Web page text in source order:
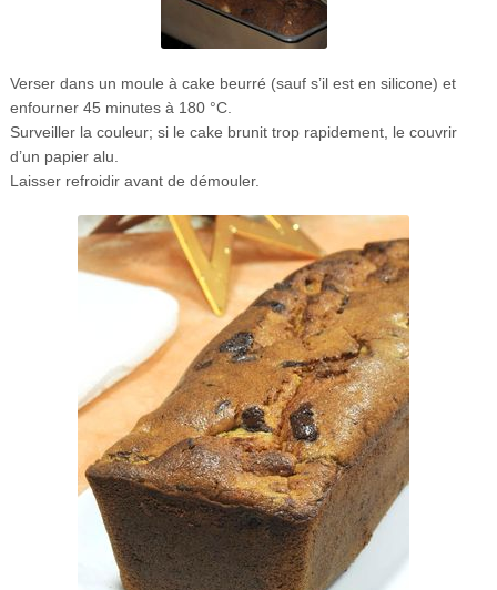
Verser dans un moule à cake beurré (sauf s’il est en silicone) et
enfourner 45 minutes à 180 °C.
Surveiller la couleur; si le cake brunit trop rapidement, le couvrir
d’un papier alu.
Laisser refroidir avant de démouler.